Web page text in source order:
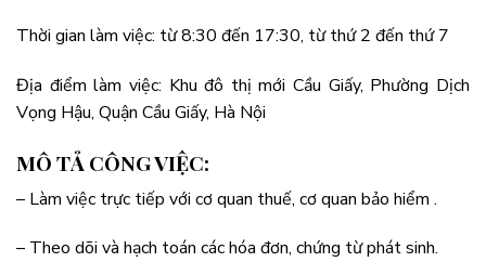
Thời gian làm việc: từ 8:30 đến 17:30, từ thứ 2 đến thứ 7
Địa điểm làm việc: Khu đô thị mới Cầu Giấy, Phường Dịch
Vọng Hậu, Quận Cầu Giấy, Hà Nội
MÔ TẢ CÔNG VIỆC:
– Làm việc trực tiếp với cơ quan thuế, cơ quan bảo hiểm .
– Theo dõi và hạch toán các hóa đơn, chứng từ phát sinh.